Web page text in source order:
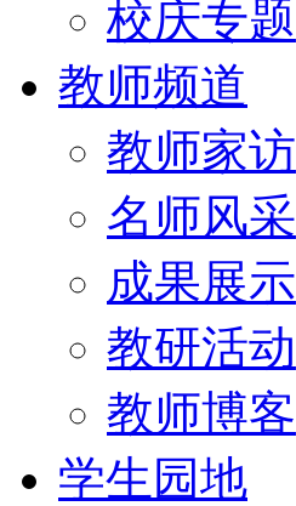
校庆专题
教师频道
教师家访
名师风采
成果展示
教研活动
教师博客
学生园地